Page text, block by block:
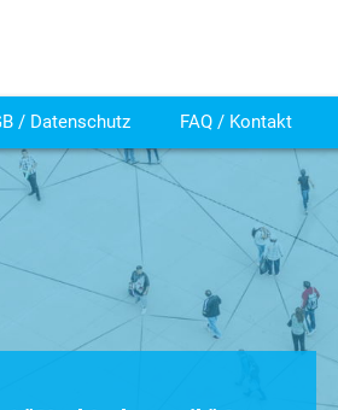
/ Datenschutz FAQ / Kontakt